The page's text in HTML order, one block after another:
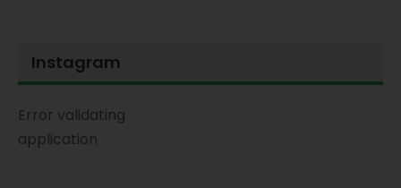
Instagram
Error validating
application